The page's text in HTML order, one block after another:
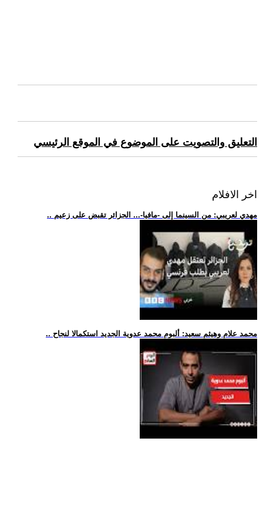
التعليق والتصويت على الموضوع في الموقع الرئيسي
اخر الافلام
.. مهدي لعريبي: من السينما إلى -مافيا-... الجزائر تقبض على زعيم
.. محمد علام وهيثم سعيد: ألبوم محمد عدوية الجديد استكمالا لنجاح